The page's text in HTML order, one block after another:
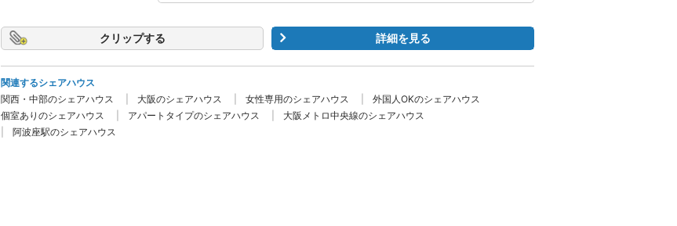
クリップ 詳細を見る
関連するシェアハウス
関西・中部のシェアハウス
大阪のシェアハウス 女性専用のシェアハウス
外国人OKのシェアハウス
個室ありのシェアハウス
アパートタイプのシェアハウス
大阪メトロ中央線のシェアハウス
阿波座駅のシェアハウス